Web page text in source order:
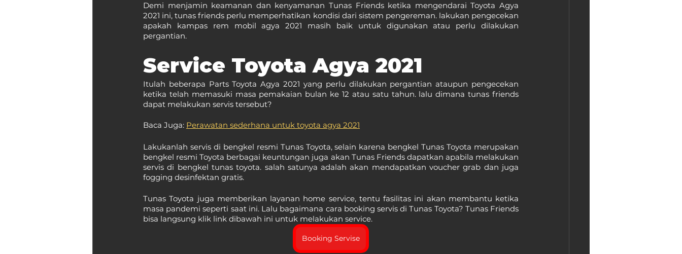
Demi menjamin keamanan dan kenyamanan Tunas Friends ketika mengendarai Toyota Agya
2021 ini, tunas friends perlu memperhatikan kondisi dari sistem pengereman. lakukan pengecekan
apakah kampas rem mobil agya 2021 masih baik untuk digunakan atau perlu dilakukan
pergantian.
Service Toyota Agya 2021
Itulah beberapa Parts Toyota Agya 2021 yang perlu dilakukan pergantian ataupun pengecekan
ketika telah memasuki masa pemakaian bulan ke 12 atau satu tahun. lalu dimana tunas friends
dapat melakukan servis tersebut?
Baca Juga: Perawatan sederhana untuk toyota agya 2021
Lakukanlah servis di bengkel resmi Tunas Toyota, selain karena bengkel Tunas Toyota merupakan
bengkel resmi Toyota berbagai keuntungan juga akan Tunas Friends dapatkan apabila melakukan
servis di bengkel tunas toyota. salah satunya adalah akan mendapatkan voucher grab dan juga
fogging desinfektan gratis.
Tunas Toyota juga memberikan layanan home service, tentu fasilitas ini akan membantu ketika
masa pandemi seperti saat ini. Lalu bagaimana cara booking servis di Tunas Toyota? Tunas Friends
bisa langsung klik link dibawah ini untuk melakukan service.
Booking Servise